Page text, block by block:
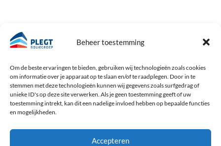
Beheer toestemming
Om de beste ervaringen te bieden, gebruiken wij technologieën zoals cookies
om informatie over je apparaat op te slaan en/of te raadplegen. Door in te
stemmen met deze technologieën kunnen wij gegevens zoals surfgedrag of
unieke ID's op deze site verwerken. Als je geen toestemming geeft of uw
toestemming intrekt, kan dit een nadelige invloed hebben op bepaalde functies
en mogelijkheden.
Accepteren
GA NAAR
PROJECTEN
OVER ONS
ACTUEEL
VACATURES
CONTACT
verantwoord en betrokken ondernemen
van Plegt Bouwgroep. Dat doen we door
een bijdrage te leveren aan de bestrijding
van armoede.